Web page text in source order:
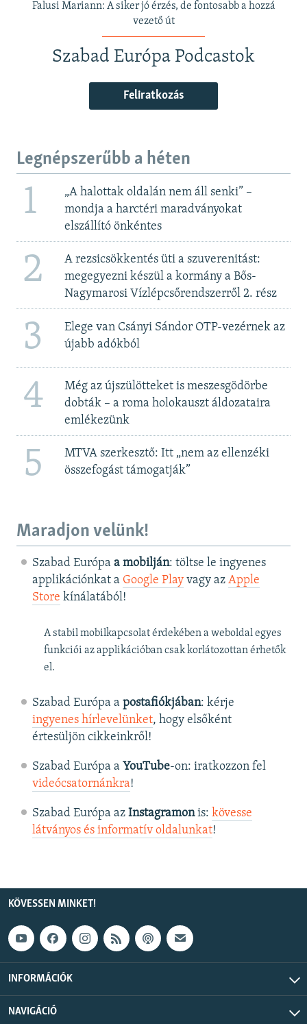
Falusi Mariann: A siker jó érzés, de fontosabb a hozzá
vezető út
Szabad Európa Podcastok
Feliratkozás
Legnépszerűbb a héten
1
„A halottak oldalán nem áll senki” –
mondja a harctéri maradványokat
elszállító önkéntes
2
A rezsicsökkentés üti a szuverenitást:
megegyezni készül a kormány a Bős-
Nagymarosi Vízlépcsőrendszerről 2. rész
3
Elege van Csányi Sándor OTP-vezérnek az
újabb adókból
4
Még az újszülötteket is meszesgödörbe
dobták – a roma holokauszt áldozataira
emlékezünk
5
MTVA szerkesztő: Itt „nem az ellenzéki
összefogást támogatják”
Maradjon velünk!
Szabad Európa a mobilján: töltse le ingyenes
applikációnkat a Google Playvagy az Apple
Store kínálatából!
A stabil mobilkapcsolat érdekében a weboldal egyes
funkciói az applikációban csak korlátozottan érhetők
el.
Szabad Európa a postafiókjában: kérje
ingyenes hírlevelünket, hogy elsőként
értesüljön cikkeinkről!
Szabad Európa a YouTube-on: iratkozzon fel
videócsatornánkra!
Szabad Európa az Instagramonis: kövesse
látványos és informatív oldalunkat! ​
KÖVESSEN MINKET!
INFORMÁCIÓK
NAVIGÁCIÓ